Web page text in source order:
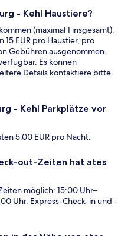
- Kehl Haustiere?
(maximal 1 insgesamt).
15 EUR pro Haustier, pro
Gebühren ausgenommen.
Es können
Details kontaktiere bitte
- Kehl Parkplätze vor
5.00 EUR pro Nacht.
out-Zeiten hat ates
möglich: 15:00 Uhr–
Uhr. Express-Check-in und -